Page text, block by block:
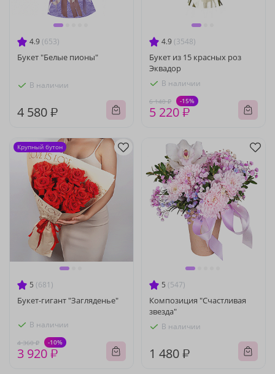
4.9 (653)
Букет "Белые пионы"
В наличии
4 580 ₽
4.9 (3548)
Букет из 15 красных роз
Эквадор
В наличии
6 140 ₽ -15%
5 220 ₽
5 (681)
Букет-гигант "Загляденье"
В наличии
4 360 ₽ -10%
3 920 ₽
Крупный бутон
5 (547)
Композиция "Счастливая
звезда"
В наличии
1 480 ₽